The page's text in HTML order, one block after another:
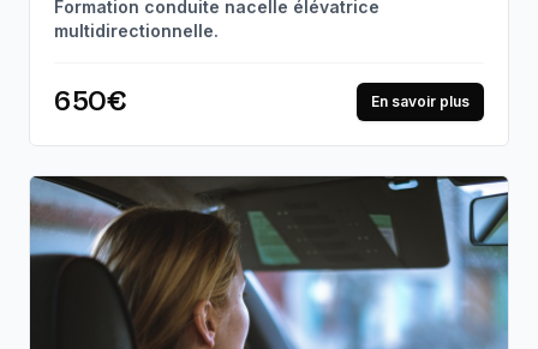
Formation conduite nacelle élévatrice
multidirectionnelle.
650€ En savoir plus